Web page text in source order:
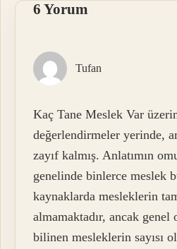
6 Yorum
Tufan
Kaç Tane Meslek Var
değerlendirmeler yerinde,
zayıf kalmış. Anlatımın
genelinde binlerce meslek
kaynaklarda mesleklerin
almamaktadır, ancak genel
bilinen mesleklerin sayısı